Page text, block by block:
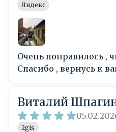
Яндекс
Очень понравилось ,
Спасибо , вернусь к
Виталий
2gis